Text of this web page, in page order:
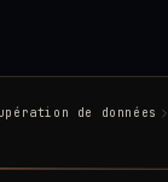
de données